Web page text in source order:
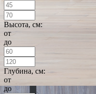
Высота, см:
от
до
Глубина, см:
от
до